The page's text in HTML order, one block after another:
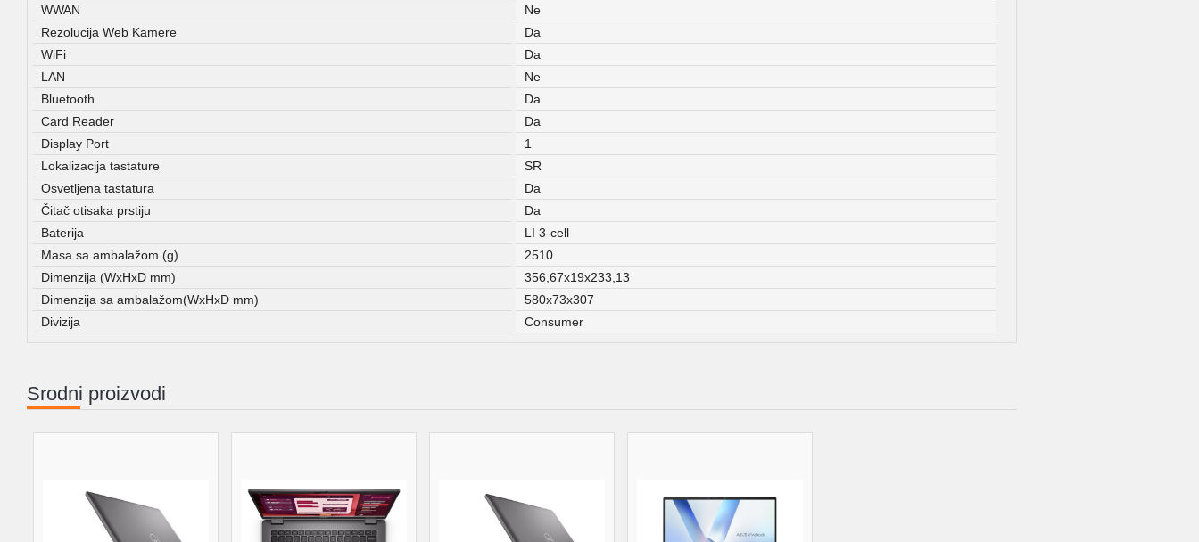
WWAN
Ne
Rezolucija Web Kamere
Da
WiFi
Da
LAN
Ne
Bluetooth
Da
Card Reader
Da
Display Port
1
Lokalizacija tastature
SR
Osvetljena tastatura
Da
Čitač otisaka prstiju
Da
Baterija
LI 3-cell
Masa sa ambalažom (g)
2510
Dimenzija (WxHxD mm)
356,67x19x233,13
Dimenzija sa ambalažom(WxHxD mm)
580x73x307
Divizija
Consumer
Srodni proizvodi